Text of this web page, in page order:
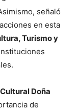
señaló
en esta
Turismo y
Doña
de